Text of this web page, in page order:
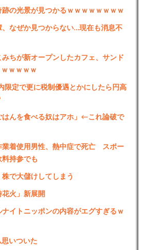
の光景が見つかるｗｗｗｗｗｗｗｗ
、なぜか見つからない…現在も消息不
みちが新オープンしたカフェ、サンド
ｗｗｗｗ
限定で更に税制優遇とかにしたら円高
はんを食べる奴はアホ」←これ論破で
業着使用男性、熱中症で死亡 スポー
料持参でも
株で大儲けしてしまう
火」新展開
イトニッポンの内容がエグすぎるｗ
いついた